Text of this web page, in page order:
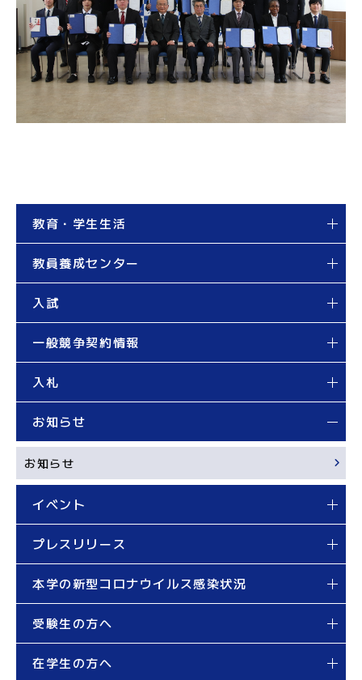
教育・学生生活
教員養成センター
入試
一般競争契約情報
入札
お知らせ
お知らせ
イベント
プレスリリース
本学の新型コロナウイルス感染状況
受験生の方へ
在学生の方へ